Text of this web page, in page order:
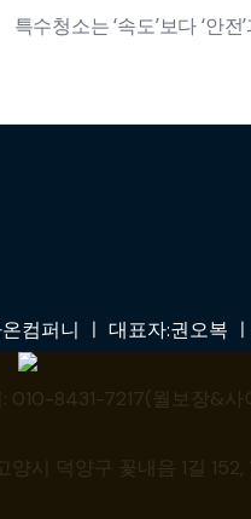
특수청소는 ‘속도’보다 ‘안
컴퍼니 ㅣ 대표자:권오복
: 010-8431-7217(월보장&
시 덕양구 꽃내음 1길 152,